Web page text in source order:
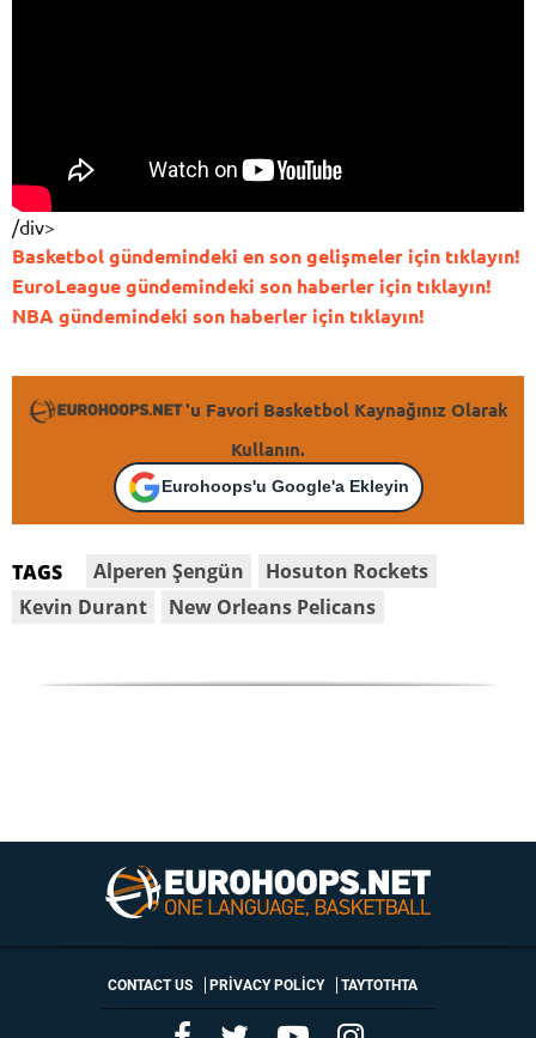
/div>
Basketbol gündemindeki en son gelişmeler için tıklayın!
EuroLeague gündemindeki son haberler için tıklayın!
NBA gündemindeki son haberler için tıklayın!
'u Favori Basketbol Kaynağınız Olarak
Kullanın.
Eurohoops'u Google'a Ekleyin
TAGS Alperen Şengün
Hosuton Rockets
Kevin Durant
New Orleans Pelicans
CONTACT US PRIVACY POLICY ΤΑΥΤΟΤΗΤΑ